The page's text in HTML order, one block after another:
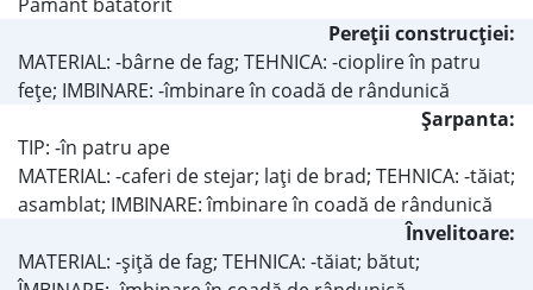
Pereţii construcţiei:
MATERIAL: -bârne de fag; TEHNICA: -cioplire în patru
feţe; IMBINARE: -îmbinare în coadă de rândunică
Şarpanta:
TIP: -în patru ape
MATERIAL: -caferi de stejar; laţi de brad; TEHNICA: -tăiat;
asamblat; IMBINARE: îmbinare în coadă de rândunică
Învelitoare:
MATERIAL: -şiţă de fag; TEHNICA: -tăiat; bătut;